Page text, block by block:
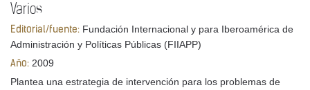
Varios
Editorial/fuente: Fundación Internacional y para Iberoamérica de
Administración y Políticas Públicas (FIIAPP)
Año: 2009
Plantea una estrategia de intervención para los problemas de